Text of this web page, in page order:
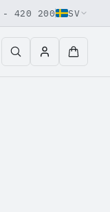
- 420 200 SV